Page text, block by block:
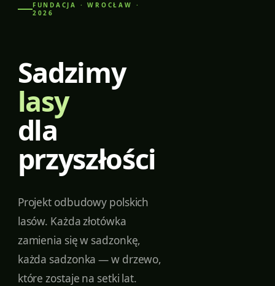
FUNDACJA · WROCŁAW ·
2026
Sadzimy
lasy
dla
przyszłości
Projekt odbudowy polskich
lasów. Każda złotówka
zamienia się w sadzonkę,
każda sadzonka — w drzewo,
które zostaje na setki lat.